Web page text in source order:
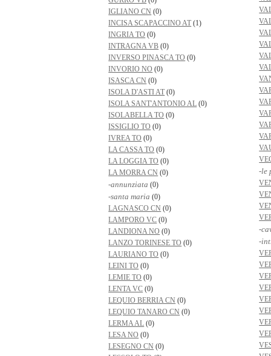
IGLIANO CN (0)
INCISA SCAPACCINO AT (1)
INGRIA TO (0)
INTRAGNA VB (0)
INVERSO PINASCA TO (0)
INVORIO NO (0)
ISASCA CN (0)
ISOLA D'ASTI AT (0)
ISOLA SANT'ANTONIO AL (0)
ISOLABELLA TO (0)
ISSIGLIO TO (0)
IVREA TO (0)
LA CASSA TO (0)
LA LOGGIA TO (0)
LA MORRA CN (0)
-annunziata (0)
-santa maria (0)
LAGNASCO CN (0)
LAMPORO VC (0)
LANDIONA NO (0)
LANZO TORINESE TO (0)
LAURIANO TO (0)
LEINI TO (0)
LEMIE TO (0)
LENTA VC (0)
LEQUIO BERRIA CN (0)
LEQUIO TANARO CN (0)
LERMA AL (0)
LESA NO (0)
LESEGNO CN (0)
-le
-
-